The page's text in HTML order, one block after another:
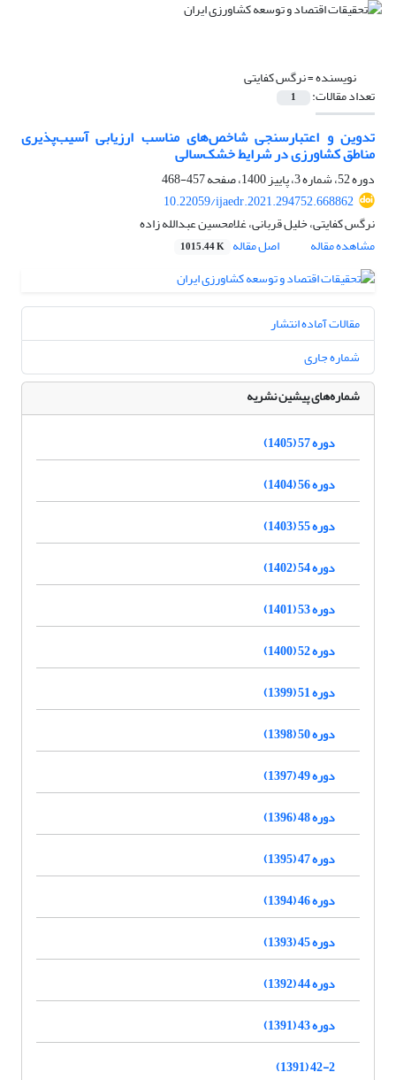
نویسنده =نرگس کفایتی
تعداد مقالات: 1
تدوین و اعتبارسنجی شاخص‌های مناسب ارزیابی آسیب‌پذیری
مناطق کشاورزی در شرایط خشک‌سالی
دوره 52، شماره 3، پاییز 1400، صفحه
457-468
10.22059/ijaedr.2021.294752.668862
نرگس کفایتی، خلیل قربانی، غلامحسین عبدالله زاده
مشاهده مقاله
اصل مقاله 1015.44 K
مقالات آماده انتشار
شماره جاری
شماره‌های پیشین نشریه
دوره 57 (1405)
دوره 56 (1404)
دوره 55 (1403)
دوره 54 (1402)
دوره 53 (1401)
دوره 52 (1400)
دوره 51 (1399)
دوره 50 (1398)
دوره 49 (1397)
دوره 48 (1396)
دوره 47 (1395)
دوره 46 (1394)
دوره 45 (1393)
دوره 44 (1392)
دوره 43 (1391)
42-2 (1391)